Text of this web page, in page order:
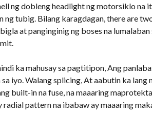
ng dobleng headlight ng motorsiklo na
ng tubig. Bilang karagdagan,there are
at panginginig ng boses na
ka mahusay sa pagtitipon, Ang
iyo. Walang splicing, At aabutin ka
built-in na fuse, na maaaring
radial pattern na ibabaw ay maaaring